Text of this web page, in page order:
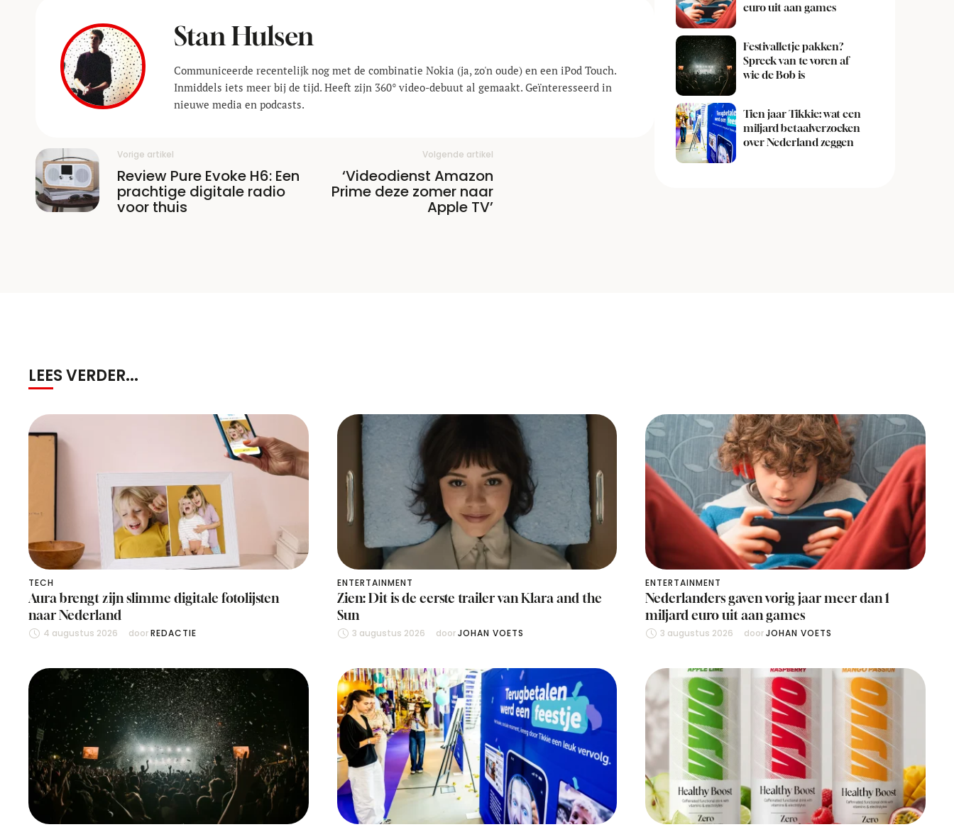
Stan Hulsen
Communiceerde recentelijk nog met de combinatie Nokia (ja, zo'n oude) en een iPod Touch.
Inmiddels iets meer bij de tijd. Heeft zijn 360° video-debuut al gemaakt. Geïnteresseerd in
nieuwe media en podcasts.
Vorige artikel
Review Pure Evoke H6: Een
prachtige digitale radio
voor thuis
Volgende artikel
‘Videodienst Amazon
Prime deze zomer naar
Apple TV’
euro uit aan games
Festivalletje pakken?
Spreek van te voren af
wie de Bob is
Tien jaar Tikkie: wat een
miljard betaalverzoeken
over Nederland zeggen
LEES VERDER...
TECH
Aura brengt zijn slimme digitale fotolijsten
naar Nederland
4 augustus 2026 door REDACTIE
ENTERTAINMENT
Zien: Dit is de eerste trailer van Klara and the
Sun
3 augustus 2026 door JOHAN VOETS
ENTERTAINMENT
Nederlanders gaven vorig jaar meer dan 1
miljard euro uit aan games
3 augustus 2026 door JOHAN VOETS